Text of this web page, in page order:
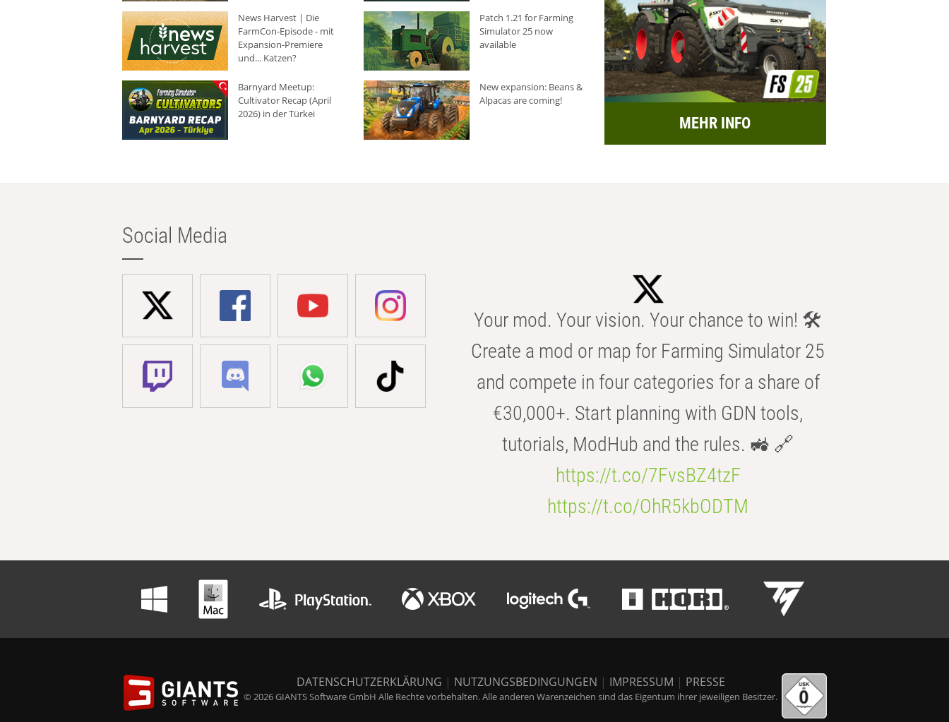
News Harvest | Die
FarmCon-Episode - mit
Expansion-Premiere
und... Katzen?
Patch 1.21 for Farming
Simulator 25 now
available
Barnyard Meetup:
Cultivator Recap (April
2026) in der Türkei
New expansion: Beans &
Alpacas are coming!
MEHR INFO
Social Media
Your mod. Your vision. Your chance to win! 🛠️
Create a mod or map for Farming Simulator 25
and compete in four categories for a share of
€30,000+. Start planning with GDN tools,
tutorials, ModHub and the rules. 🚜 🔗
https://t.co/7FvsBZ4tzF
https://t.co/OhR5kbODTM
DATENSCHUTZERKLÄRUNG | NUTZUNGSBEDINGUNGEN | IMPRESSUM | PRESSE
© 2026 GIANTS Software GmbH Alle Rechte vorbehalten. Alle anderen Warenzeichen sind das Eigentum ihrer jeweiligen Besitzer.